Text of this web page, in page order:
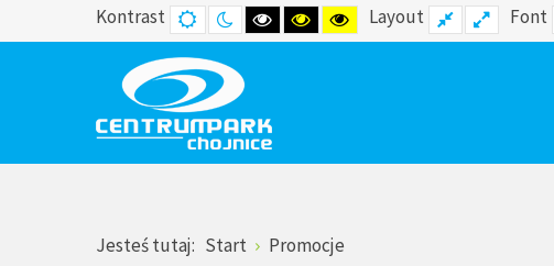
Kontrast DEFAULT
MODE
NIGHT
MODE
HIGH
CONTRAST
HIGH
CONTRAST
HIGH
CONTRAST
Layout FIXED
LAYOUT
WIDE
LAYOUT
Font
Jesteś tutaj: Start Promocje